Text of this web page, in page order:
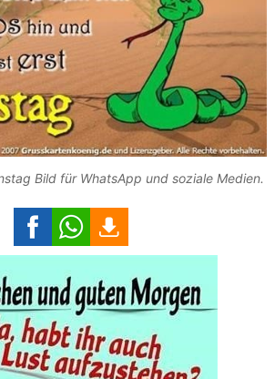
Bild für WhatsApp und soziale Medien.